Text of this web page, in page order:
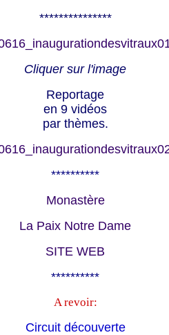
***************
Cliquer sur l'image
Reportage
en 9 vidéos
par thèmes.
**********
Monastère
La Paix Notre Dame
SITE WEB
**********
A revoir:
Circuit découverte